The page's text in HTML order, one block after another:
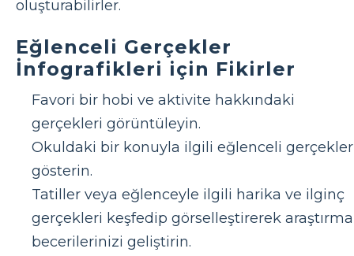
oluşturabilirler.
Eğlenceli Gerçekler
İnfografikleri için Fikirler
Favori bir hobi ve aktivite hakkındaki
gerçekleri görüntüleyin.
Okuldaki bir konuyla ilgili eğlenceli
gösterin.
Tatiller veya eğlenceyle ilgili harika ve ilginç
gerçekleri keşfedip görselleştirerek araştırma
becerilerinizi geliştirin.